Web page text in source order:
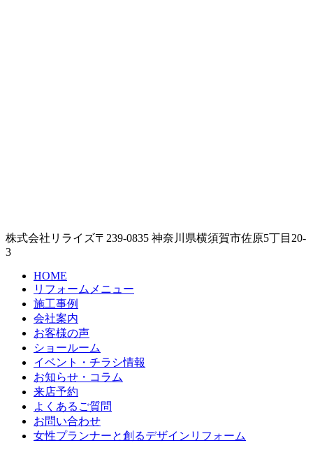
株式会社リライズ〒239-0835 神奈川県横須賀市佐原5丁目20-
3
HOME
リフォームメニュー
施工事例
会社案内
お客様の声
ショールーム
イベント・チラシ情報
お知らせ・コラム
来店予約
よくあるご質問
お問い合わせ
女性プランナーと創るデザインリフォーム